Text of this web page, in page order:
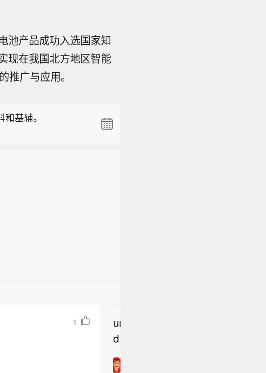
池产品成功入选国家知
现在我国北方地区智能
推广与应用。
保加利亚】当地
马尼亚雷达监视系
亚。罗马尼亚国防
现相关重要信
日说，一架无人机
和基辅。
兹海峡。
尼亚雷达监视系
基辅。
1
undefine
d